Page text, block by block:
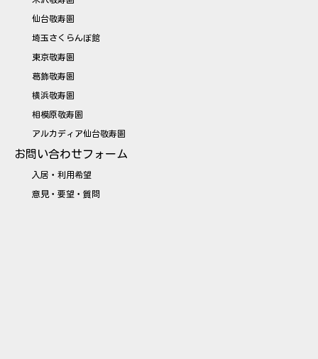
仙台敬寿園
埼玉さくらんぼ館
東京敬寿園
葛飾敬寿園
横浜敬寿園
相模原敬寿園
アルカディア仙台敬寿園
お問い合わせフォーム
入居・利用希望
意見・要望・質問